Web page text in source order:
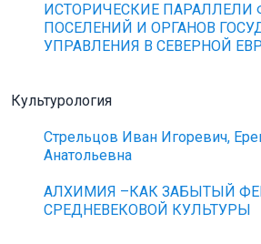
ИСТОРИЧЕСКИЕ
ПОСЕЛЕНИЙ И ОРГАНОВ
УПРАВЛЕНИЯ В СЕВЕРНОЙ
Культурология
Стрельцов Иван Игоревич,
Анатольевна
АЛХИМИЯ –КАК ЗАБЫТЫЙ
СРЕДНЕВЕКОВОЙ КУЛЬТУРЫ